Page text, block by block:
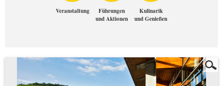
Veranstaltung
Führungen
und Aktionen
Kulinarik
und Genießen